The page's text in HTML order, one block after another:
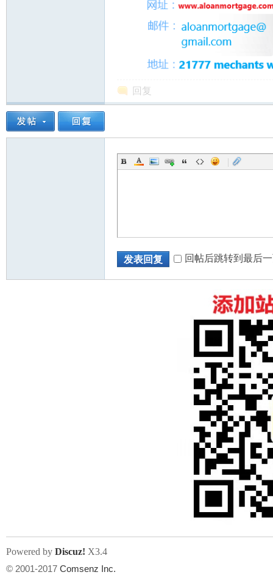
州
回复
|
发表回复 回帖后跳转到最后
Powered by Discuz! X3.4
© 2001-2017 Comsenz Inc.